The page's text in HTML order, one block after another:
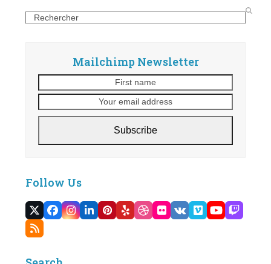
Search
Mailchimp Newsletter
name
email
Subscribe
Follow Us
Twitter
(deprecated)
Facebook
Instagram
LinkedIn
Pinterest
YelpDribbble
Flickr
VKVimeoYouTube
RSS